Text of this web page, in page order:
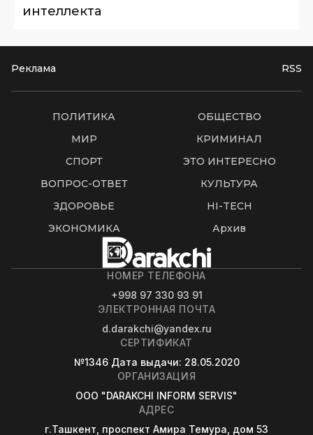
интеллекта
Реклама RSS
ПОЛИТИКА
ОБЩЕСТВО
МИР
КРИМИНАЛ
СПОРТ
ЭТО ИНТЕРЕСНО
ВОПРОС-ОТВЕТ
КУЛЬТУРА
ЗДОРОВЬЕ
HI-TECH
ЭКОНОМИКА
Архив
НОМЕР ТЕЛЕФОНА
+998 97 330 93 91
ЭЛЕКТРОННАЯ ПОЧТА
d.darakchi@yandex.ru
СЕРТИФИКАТ
№1346 Дата выдачи: 28.05.2020
ОРГАНИЗАЦИЯ
OOO "DARAKCHI INFORM SERVIS"
АДРЕС
г.Ташкент, проспект Амира Темура, дом 53